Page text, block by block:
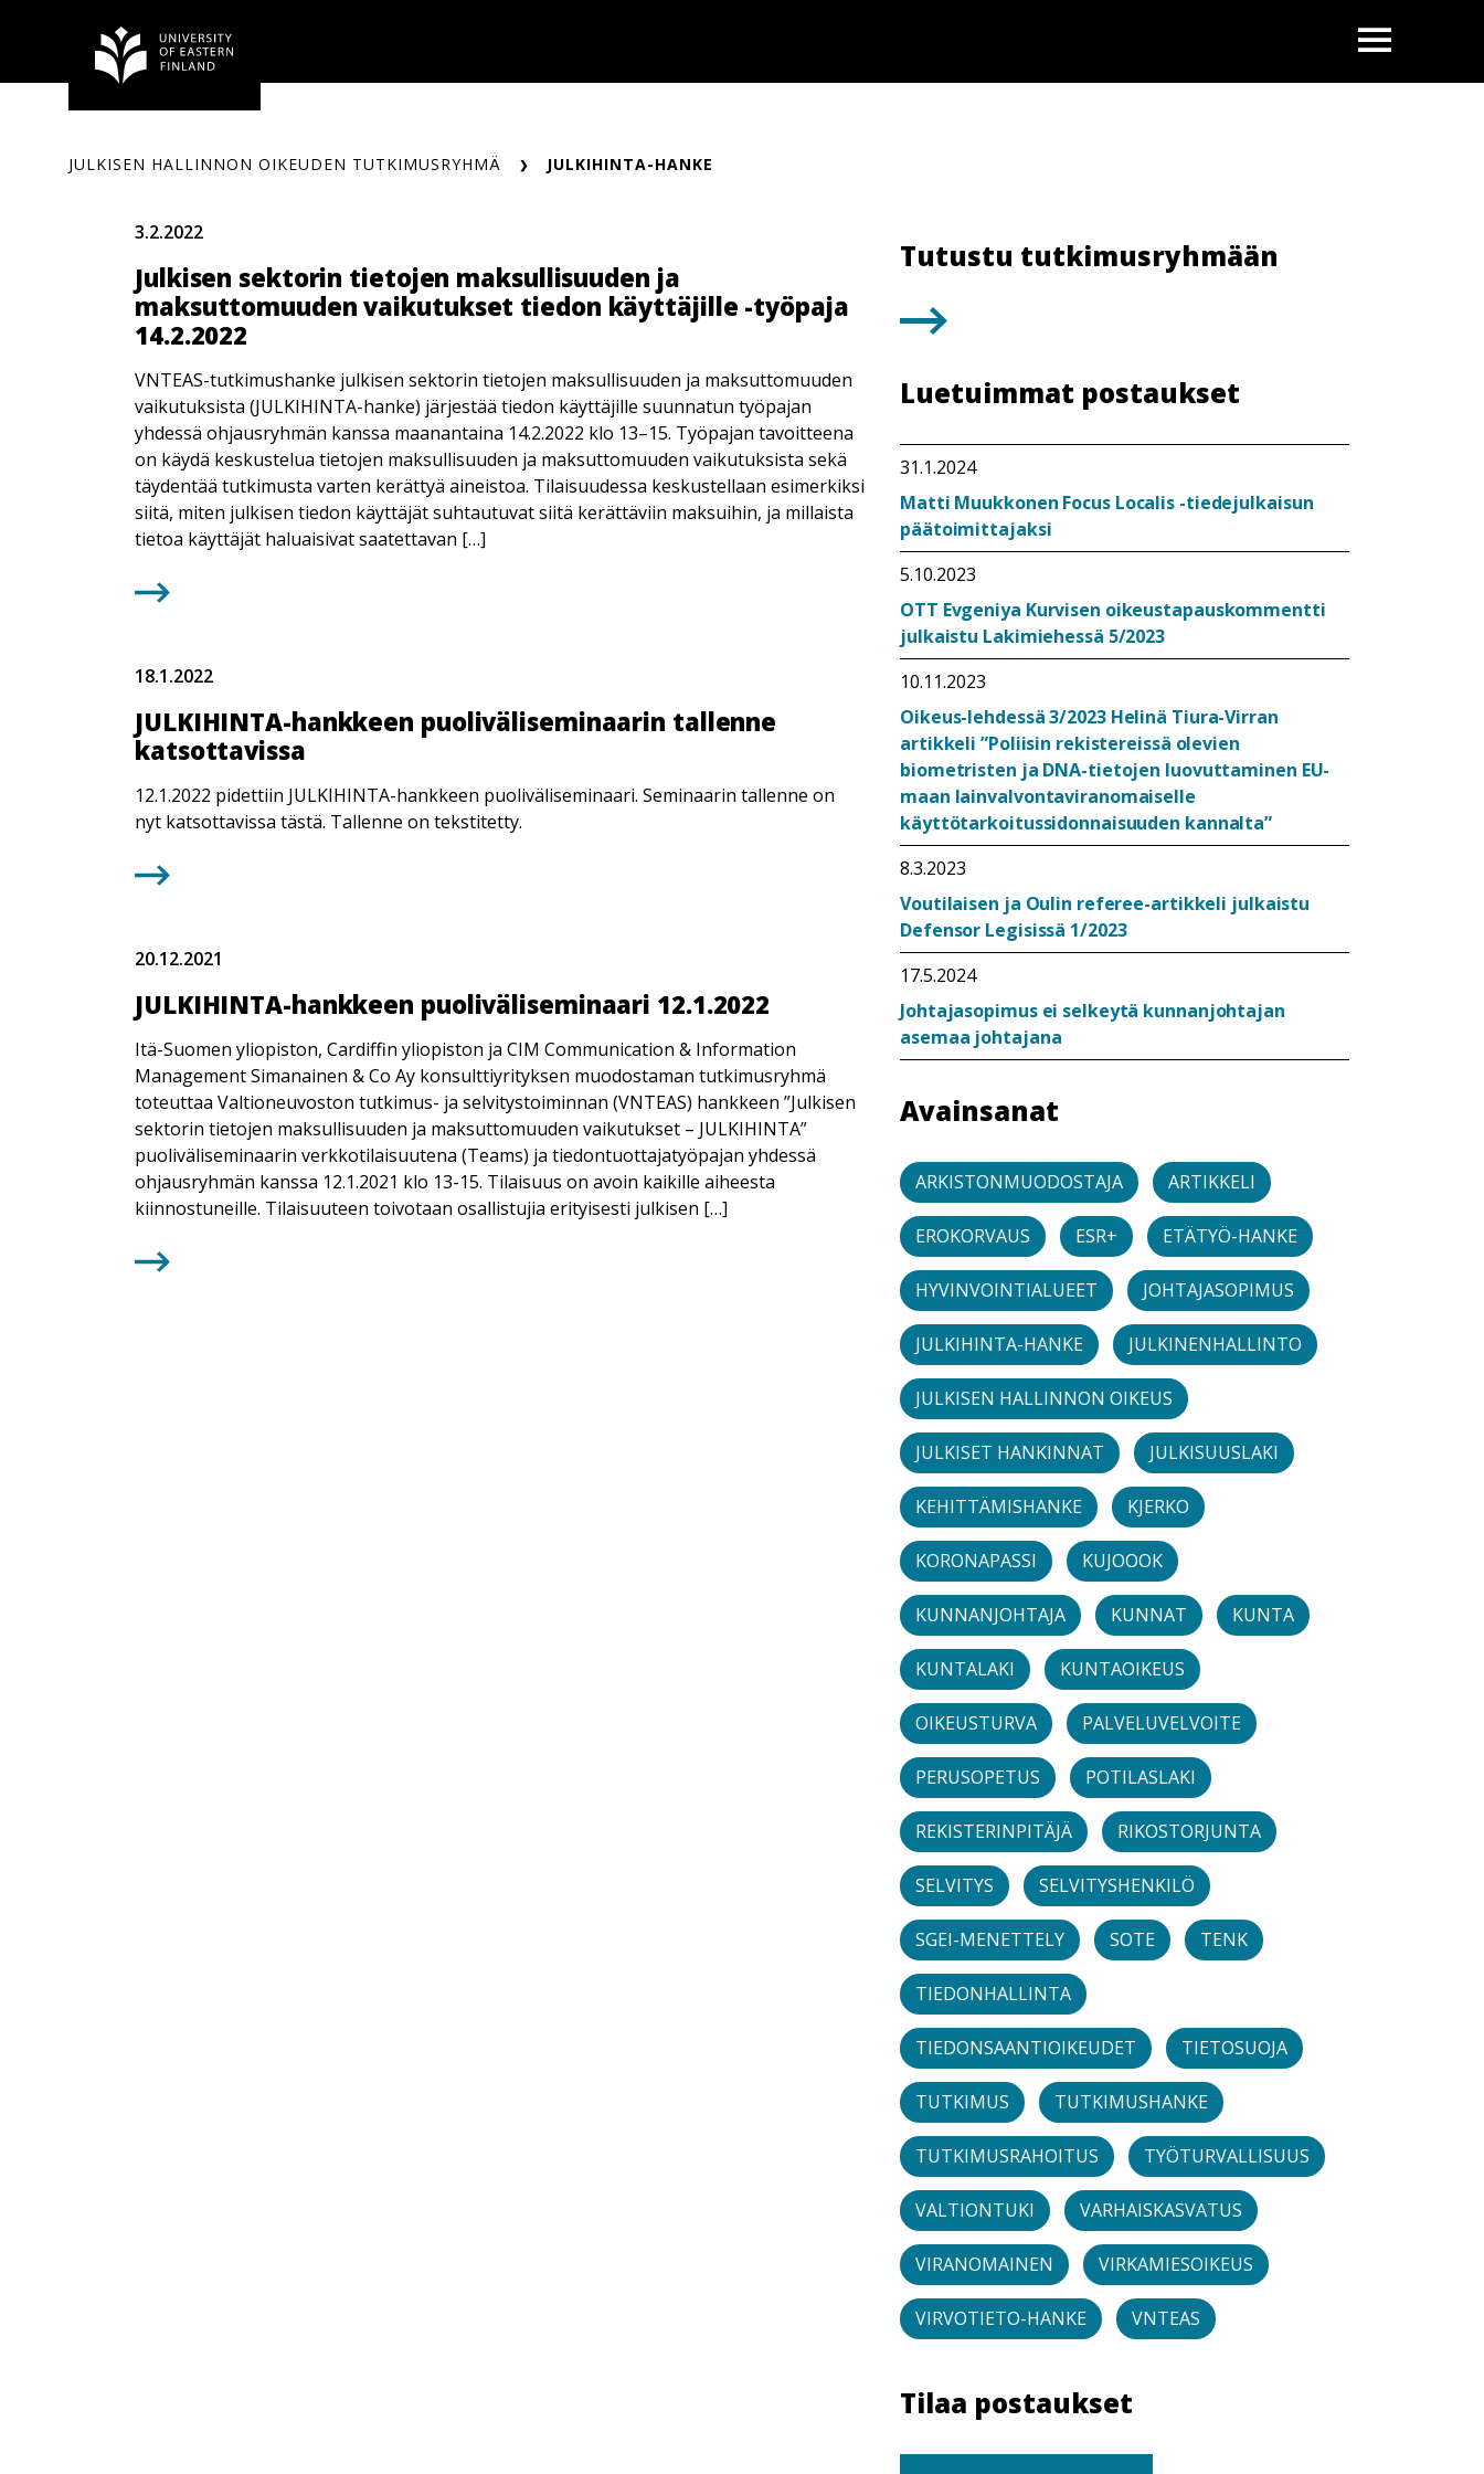
JULKISEN HALLINNON OIKEUDEN TUTKIMUSRYHMÄ JULKIHINTA-HANKE
3.2.2022
Julkisen sektorin tietojen maksullisuuden ja
maksuttomuuden vaikutukset tiedon käyttäjille -työpaja
14.2.2022
VNTEAS-tutkimushanke julkisen sektorin tietojen maksullisuuden ja maksuttomuuden
vaikutuksista (JULKIHINTA-hanke) järjestää tiedon käyttäjille suunnatun työpajan
yhdessä ohjausryhmän kanssa maanantaina 14.2.2022 klo 13–15. Työpajan tavoitteena
on käydä keskustelua tietojen maksullisuuden ja maksuttomuuden vaikutuksista sekä
täydentää tutkimusta varten kerättyä aineistoa. Tilaisuudessa keskustellaan esimerkiksi
siitä, miten julkisen tiedon käyttäjät suhtautuvat siitä kerättäviin maksuihin, ja millaista
tietoa käyttäjät haluaisivat saatettavan […]
18.1.2022
JULKIHINTA-hankkeen puoliväliseminaarin tallenne
katsottavissa
12.1.2022 pidettiin JULKIHINTA-hankkeen puoliväliseminaari. Seminaarin tallenne on
nyt katsottavissa tästä. Tallenne on tekstitetty.
20.12.2021
JULKIHINTA-hankkeen puoliväliseminaari 12.1.2022
Itä-Suomen yliopiston, Cardiffin yliopiston ja CIM Communication & Information
Management Simanainen & Co Ay konsulttiyrityksen muodostaman tutkimusryhmä
toteuttaa Valtioneuvoston tutkimus- ja selvitystoiminnan (VNTEAS) hankkeen ”Julkisen
sektorin tietojen maksullisuuden ja maksuttomuuden vaikutukset – JULKIHINTA”
puoliväliseminaarin verkkotilaisuutena (Teams) ja tiedontuottajatyöpajan yhdessä
ohjausryhmän kanssa 12.1.2021 klo 13-15. Tilaisuus on avoin kaikille aiheesta
kiinnostuneille. Tilaisuuteen toivotaan osallistujia erityisesti julkisen […]
Tutustu tutkimusryhmään
Luetuimmat postaukset
31.1.2024
Matti Muukkonen Focus Localis -tiedejulkaisun
päätoimittajaksi
5.10.2023
OTT Evgeniya Kurvisen oikeustapauskommentti
julkaistu Lakimiehessä 5/2023
10.11.2023
Oikeus-lehdessä 3/2023 Helinä Tiura-Virran
artikkeli ”Poliisin rekistereissä olevien
biometristen ja DNA-tietojen luovuttaminen EU-
maan lainvalvontaviranomaiselle
käyttötarkoitussidonnaisuuden kannalta”
8.3.2023
Voutilaisen ja Oulin referee-artikkeli julkaistu
Defensor Legisissä 1/2023
17.5.2024
Johtajasopimus ei selkeytä kunnanjohtajan
asemaa johtajana
Avainsanat
ARKISTONMUODOSTAJA ARTIKKELI
EROKORVAUS ESR+ ETÄTYÖ-HANKE
HYVINVOINTIALUEET JOHTAJASOPIMUS
JULKIHINTA-HANKE JULKINENHALLINTO
JULKISEN HALLINNON OIKEUS
JULKISET HANKINNAT JULKISUUSLAKI
KEHITTÄMISHANKE KJERKO
KORONAPASSI KUJOOOK
KUNNANJOHTAJA KUNNAT KUNTA
KUNTALAKI KUNTAOIKEUS
OIKEUSTURVA PALVELUVELVOITE
PERUSOPETUS POTILASLAKI
REKISTERINPITÄJÄ RIKOSTORJUNTA
SELVITYS SELVITYSHENKILÖ
SGEI-MENETTELY SOTE TENK
TIEDONHALLINTA
TIEDONSAANTIOIKEUDET TIETOSUOJA
TUTKIMUS TUTKIMUSHANKE
TUTKIMUSRAHOITUS TYÖTURVALLISUUS
VALTIONTUKI VARHAISKASVATUS
VIRANOMAINEN VIRKAMIESOIKEUS
VIRVOTIETO-HANKE VNTEAS
Tilaa postaukset